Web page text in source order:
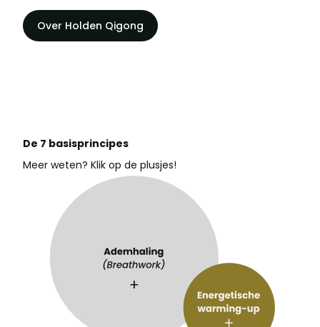
Over Holden Qigong
De 7 basisprincipes
Meer weten? Klik op de plusjes!